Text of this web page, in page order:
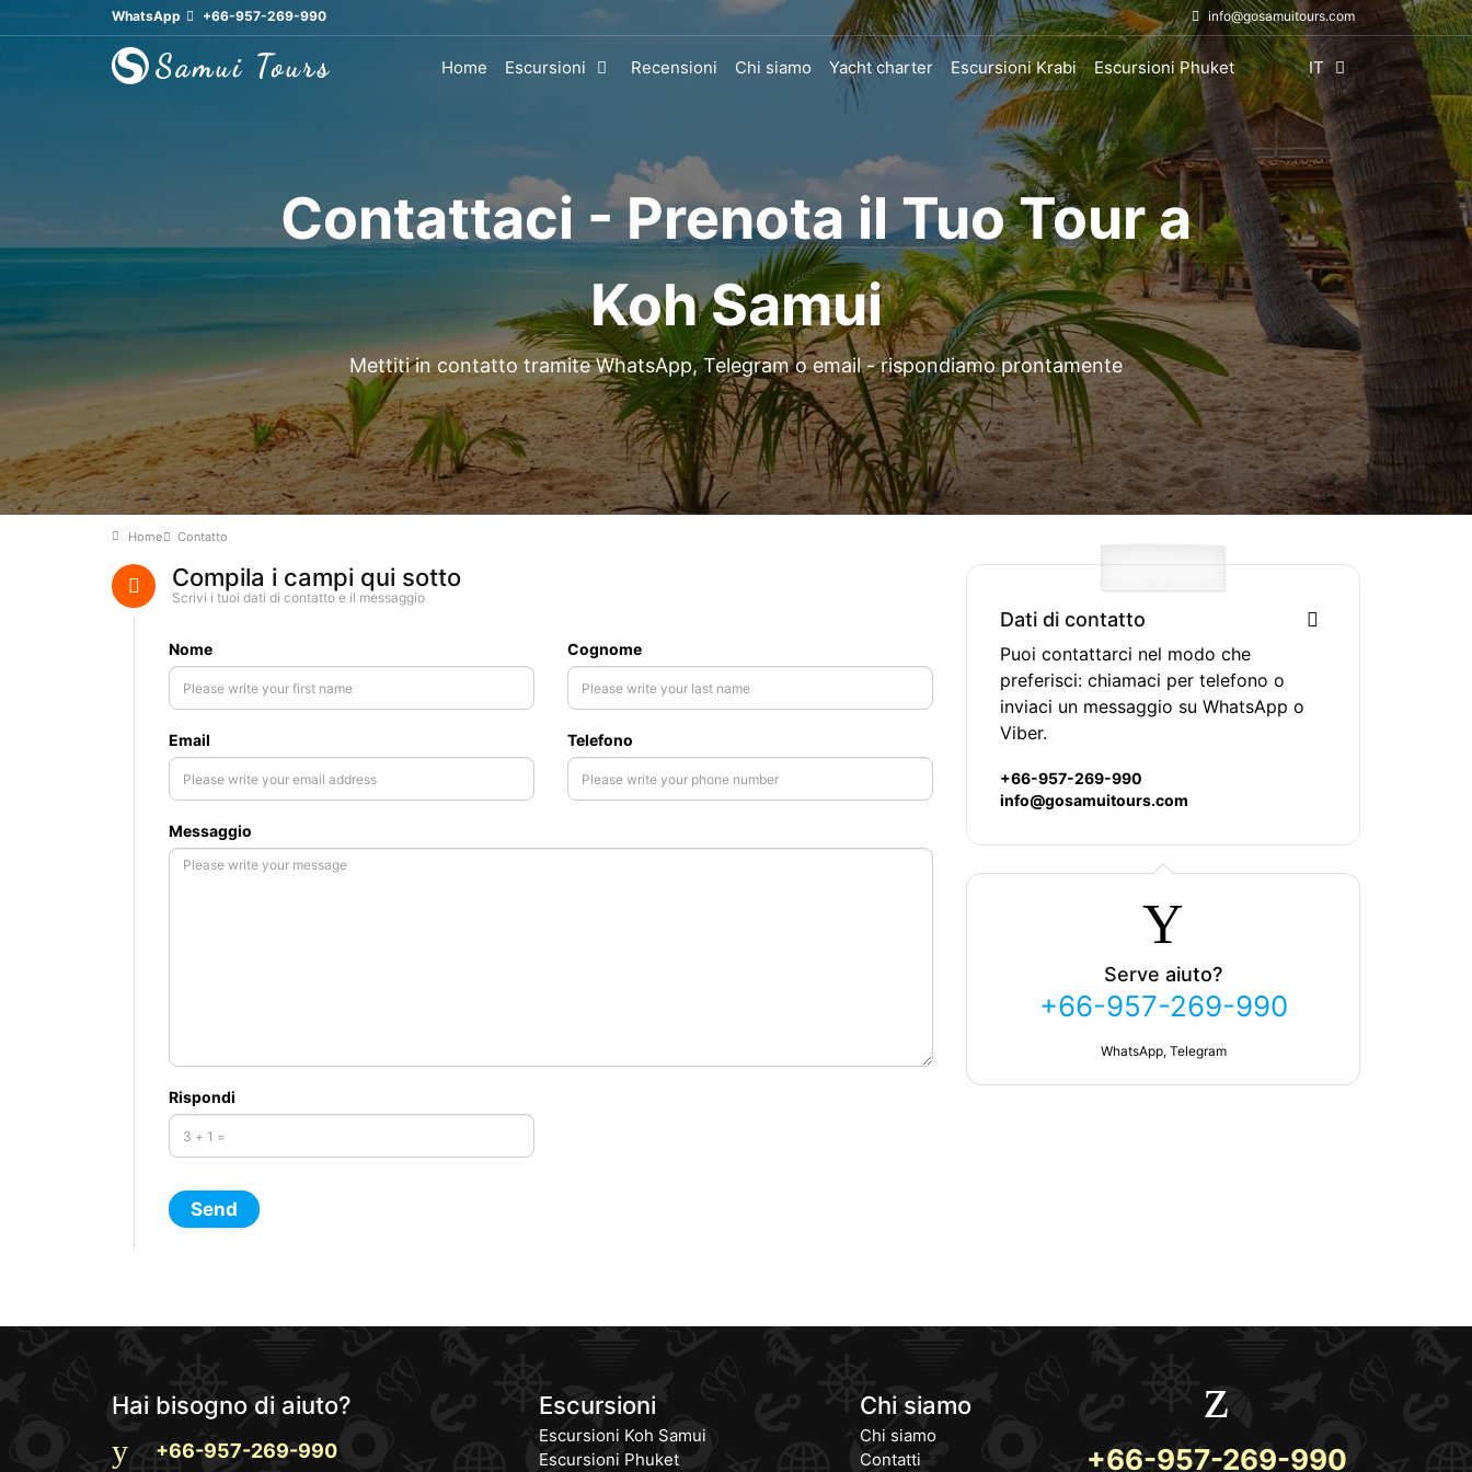
WhatsApp +66-957-269-990 info@gosamuitours.com
Home Escursioni Recensioni Chi siamo Yacht charter Escursioni Krabi Escursioni Phuket IT
Contattaci - Prenota il Tuo Tour a
Koh Samui
Mettiti in contatto tramite WhatsApp, Telegram o email - rispondiamo prontamente
Home Contatto
Compila i campi qui sotto
Scrivi i tuoi dati di contatto e il messaggio
Nome Cognome
Email Telefono
Messaggio
Rispondi
Dati di contatto
Puoi contattarci nel modo che
preferisci: chiamaci per telefono o
inviaci un messaggio su WhatsApp o
Viber.
+66-957-269-990
info@gosamuitours.com
Serve aiuto?
+66-957-269-990
WhatsApp, Telegram
Hai bisogno di aiuto?
+66-957-269-990
Escursioni
Escursioni Koh Samui
Escursioni Phuket
Chi siamo
Chi siamo
Contatti
+66-957-269-990